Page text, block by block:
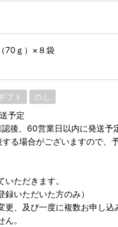
70ｇ）×８袋
フト のし
予定
後、60営業日以内に発送予
る場合がございますので、
いただきます。
録いただいた方のみ）
更、及び一度に複数お申し込
。